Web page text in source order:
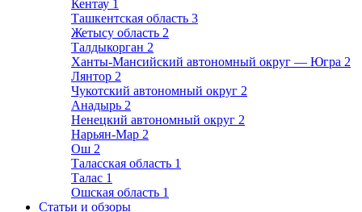
Кентау 1
Ташкентская область 3
Жетысу область 2
Талдыкорган 2
Ханты-Мансийский автономный округ — Югра 2
Лянтор 2
Чукотский автономный округ 2
Анадырь 2
Ненецкий автономный округ 2
Нарьян-Мар 2
Ош 2
Таласская область 1
Талас 1
Ошская область 1
Статьи и обзоры